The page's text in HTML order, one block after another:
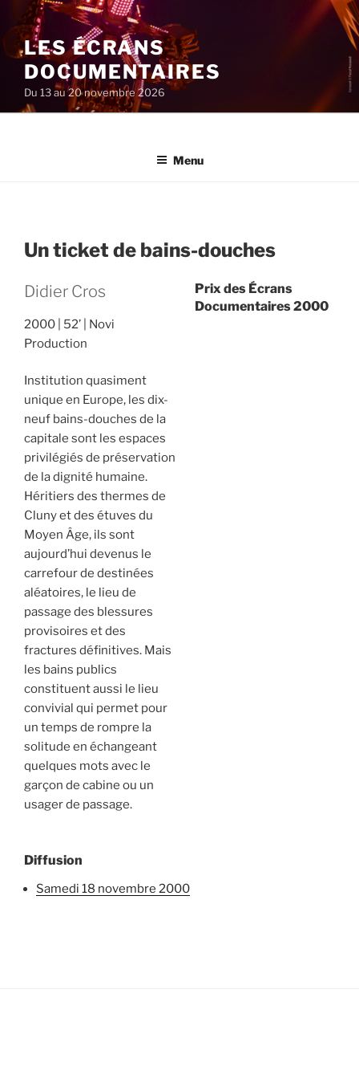
au
contenu
principal
LES ÉCRANS
DOCUMENTAIRES
Du 13 au 20 novembre 2026
Menu
Un ticket de bains-douches
Didier Cros
2000 52’
Novi
Production
Institution quasiment
unique en Europe, les dix-
neuf bains-douches de la
capitale sont les espaces
privilégiés de préservation
de la dignité humaine.
Héritiers des thermes de
Cluny et des étuves du
Moyen Âge, ils sont
aujourd’hui devenus le
carrefour de destinées
aléatoires, le lieu de
passage des blessures
provisoires et des
fractures définitives. Mais
les bains publics
constituent aussi le lieu
convivial qui permet pour
un temps de rompre la
solitude en échangeant
quelques mots avec le
garçon de cabine ou un
usager de passage.
Prix des Écrans
Documentaires 2000
Diffusion
samedi 18 novembre 2000